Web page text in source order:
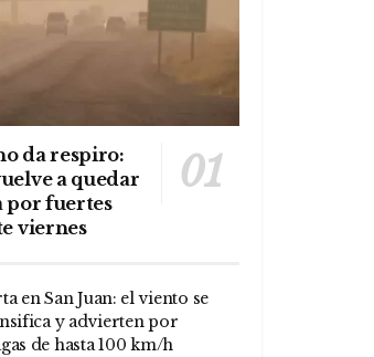
da respiro:
a quedar
por fuertes
viernes
en San Juan: el viento se
y advierten por
de hasta 100 km/h